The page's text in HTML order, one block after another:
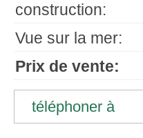
construction:
Vue sur la mer:
Prix de vente:
téléphoner à